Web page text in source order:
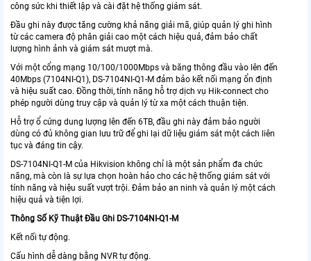
công sức khi thiết lập và cài đặt hệ thống giám sát.
Đầu ghi này được tăng cường khả năng giải mã, giúp quản lý ghi hình
từ các camera độ phân giải cao một cách hiệu quả, đảm bảo chất
lượng hình ảnh và giám sát mượt mà.
Với một cổng mạng 10/100/1000Mbps và băng thông đầu vào lên đến
40Mbps (7104NI-Q1), DS-7104NI-Q1-M đảm bảo kết nối mạng ổn định
và hiệu suất cao. Đồng thời, tính năng hỗ trợ dịch vụ Hik-connect cho
phép người dùng truy cập và quản lý từ xa một cách thuận tiện.
Hỗ trợ ổ cứng dung lượng lên đến 6TB, đầu ghi này đảm bảo người
dùng có đủ không gian lưu trữ để ghi lại dữ liệu giám sát một cách liên
tục và đáng tin cậy.
DS-7104NI-Q1-M của Hikvision không chỉ là một sản phẩm đa chức
năng, mà còn là sự lựa chọn hoàn hảo cho các hệ thống giám sát với
tính năng và hiệu suất vượt trội. Đảm bảo an ninh và quản lý một cách
hiệu quả và tiện lợi.
Thông Số Kỹ Thuật Đầu Ghi DS-7104NI-Q1-M
Kết nối tự động.
Cấu hình dễ dàng bằng NVR tự động.